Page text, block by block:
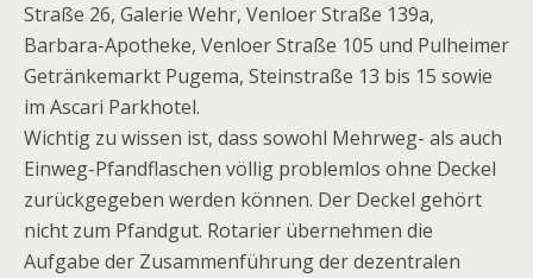
Straße 26, Galerie Wehr, Venloer Straße 139a,
Barbara-Apotheke, Venloer Straße 105 und Pulheimer
Getränkemarkt Pugema, Steinstraße 13 bis 15 sowie
im Ascari Parkhotel.
Wichtig zu wissen ist, dass sowohl Mehrweg- als auch
Einweg-Pfandflaschen völlig problemlos ohne Deckel
zurückgegeben werden können. Der Deckel gehört
nicht zum Pfandgut. Rotarier übernehmen die
Aufgabe der Zusammenführung der dezentralen